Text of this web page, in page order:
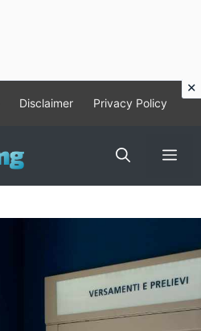
Disclaimer Privacy Policy